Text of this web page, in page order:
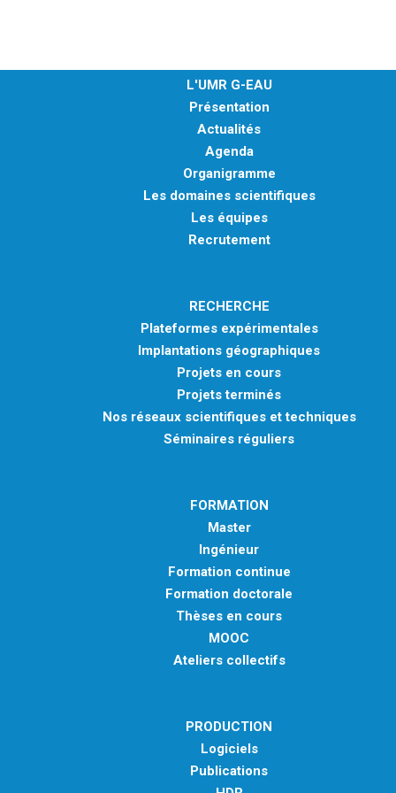
NOTES THÉMATIQUES
L'UMR G-EAU
Présentation
Actualités
Agenda
Organigramme
Les domaines scientifiques
Les équipes
Recrutement
RECHERCHE
Plateformes expérimentales
Implantations géographiques
Projets en cours
Projets terminés
Nos réseaux scientifiques et techniques
Séminaires réguliers
FORMATION
Master
Ingénieur
Formation continue
Formation doctorale
Thèses en cours
MOOC
Ateliers collectifs
PRODUCTION
Logiciels
Publications